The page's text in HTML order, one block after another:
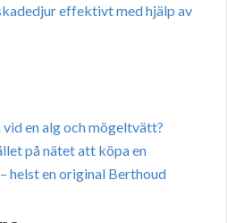
effektivt med hjälp av
en alg och mögeltvätt?
på nätet att köpa en
helst en original Berthoud